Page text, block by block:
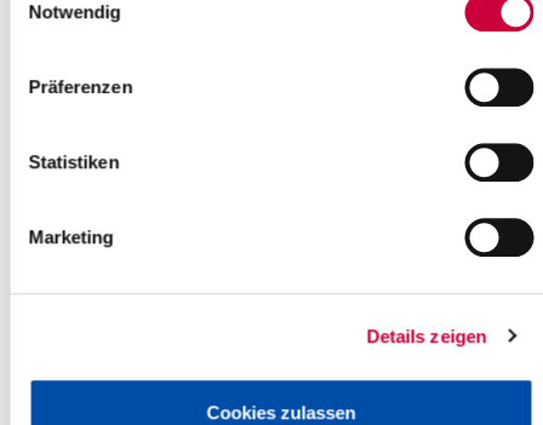
Notwendig
Präferenzen
Statistiken
Marketing
Details zeigen
Cookies zulassen
Zweckmäßigkeit der Verwaltungsabläufe aktuell einbringen kann.
Durch das vielfältige Fachwissen der Prüferinnen und Prüfer, die
in der gemeinsamen Prüfungseinrichtung der Kreise Steinburg
Bereichen der Verwaltung
finanz- und betriebswirtschaftlich und
zu prüfen.
Die unterschiedlichen Aufgaben der Rechnungs- und
Organisationseinheit beim Kreis Steinburg erfüllt. Im
institutionellen Sinne allerdings haben die Kreise Steinburg und